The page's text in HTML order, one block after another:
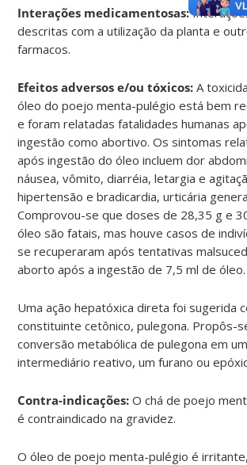
Interações medicamentosas:
descritas com a utilização da planta e
farmacos.
Efeitos adversos e/ou tóxicos: A
óleo do poejo menta-pulégio está bem
e foram relatadas fatalidades humanas
ingestão como abortivo. Os sintomas
após ingestão do óleo incluem dor
náusea, vômito, diarréia, letargia e
hipertensão e bradicardia, urticária
Comprovou-se que doses de 28,35 g e
óleo são fatais, mas houve casos de
se recuperaram após tentativas
aborto após a ingestão de 7,5 ml de óleo.
Uma ação hepatóxica direta foi sugerida
constituinte cetônico, pulegona. Propôs-
conversão metabólica de pulegona em um
intermediário reativo, um furano ou
Contra-indicações:O chá de poejo
é contraindicado na gravidez.
O óleo de poejo menta-pulégio é